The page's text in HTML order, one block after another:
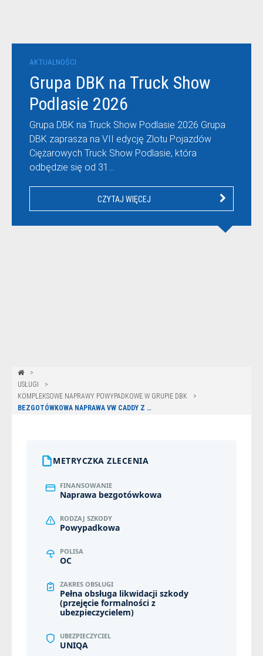
AKTUALNOŚCI
Grupa DBK na Truck Show
Podlasie 2026
Grupa DBK na Truck Show Podlasie 2026 Grupa
DBK zaprasza na VII edycję Zlotu Pojazdów
Ciężarowych Truck Show Podlasie, która
odbędzie się od 31…
CZYTAJ WIĘCEJ
USŁUGI
KOMPLEKSOWE NAPRAWY POWYPADKOWE W GRUPIE DBK
BEZGOTÓWKOWA NAPRAWA VW CADDY Z POLISY UNIQA W OLSZTYNIE
METRYCZKA ZLECENIA
FINANSOWANIE
Naprawa bezgotówkowa
RODZAJ SZKODY
Powypadkowa
POLISA
OC
ZAKRES OBSŁUGI
Pełna obsługa likwidacji szkody
(przejęcie formalności z
ubezpieczycielem)
UBEZPIECZYCIEL
UNIQA